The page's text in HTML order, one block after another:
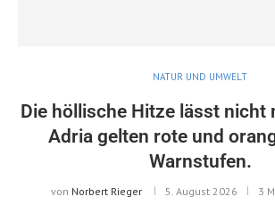
NATUR UND UMWELT
Die höllische Hitze lässt nicht
Adria gelten rote und
Warnstufen.
von Norbert Rieger 5. August 2026 3